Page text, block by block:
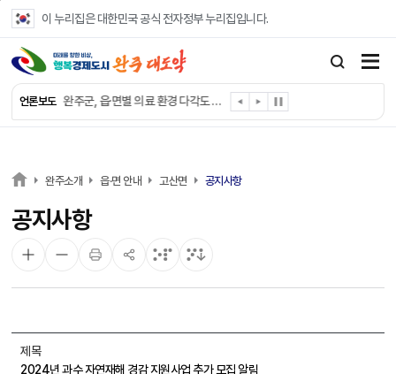
이 누리집은 대한민국 공식 전자정부 누리집입니다.
언론보도
완주군, ‘수의계약 총량제’ 개편 운영
완주군 청소년, 초록우산 지원으로 치과 치료
완주군, 읍·면별 의료 환경 다각도 진단한다
완주군, 모바일 헬스케어 “내 건강 변화 직접 확인”
전북은행, 완주군에 ‘시원키트’ 60세트 기탁
완주소개 읍·면 안내 고산면 공지사항
공지사항
제목
2024년 과수 자연재해 경감 지원사업 추가 모집 알림